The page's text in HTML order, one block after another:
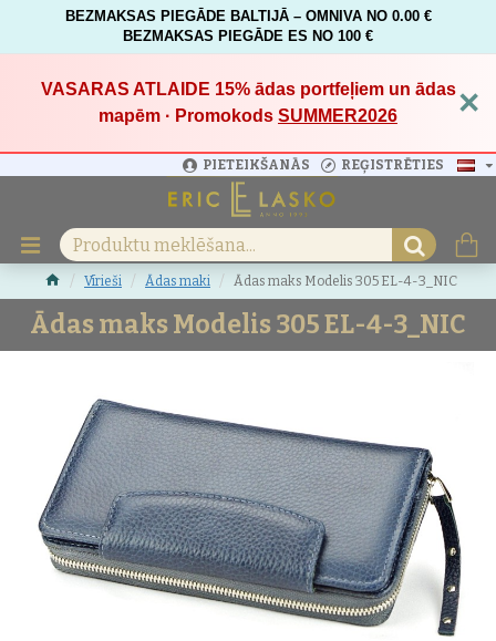
BEZMAKSAS PIEGĀDE BALTIJĀ – OMNIVA NO 0.00 €
BEZMAKSAS PIEGĀDE ES NO 100 €
VASARAS ATLAIDE 15%ādas portfeļiem un ādas
mapēm · Promokods SUMMER2026 ×
PIETEIKŠANĀS REĢISTRĒTIES
Vīrieši Ādas maki Ādas maks Modelis 305 EL-4-3_NIC
Ādas maks Modelis 305 EL-4-3_NIC